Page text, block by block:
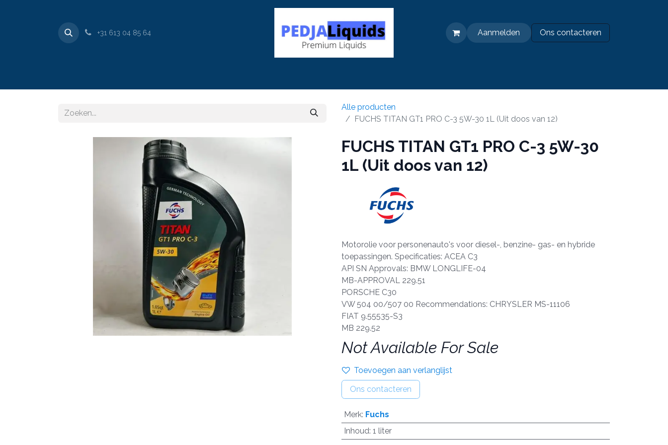
+31 613 04 85 64 Aanmelden Ons contacteren​
Alle producten
FUCHS TITAN GT1 PRO C-3 5W-30 1L (Uit doos van 12)
FUCHS TITAN GT1 PRO C-3 5W-30
1L (Uit doos van 12)
Motorolie voor personenauto's voor diesel-, benzine- gas- en hybride
toepassingen. Specificaties: ACEA C3
API SN Approvals: BMW LONGLIFE-04
MB-APPROVAL 229.51
PORSCHE C30
VW 504 00/507 00 Recommendations: CHRYSLER MS-11106
FIAT 9.55535-S3
MB 229.52
Not Available For Sale
Toevoegen aan verlanglijst
Ons contacteren
Merk: Fuchs
Inhoud: 1 liter